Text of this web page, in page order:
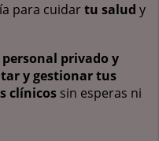
para cuidartu salud y
personal privado y
y gestionar tus
clínicos sin esperas ni